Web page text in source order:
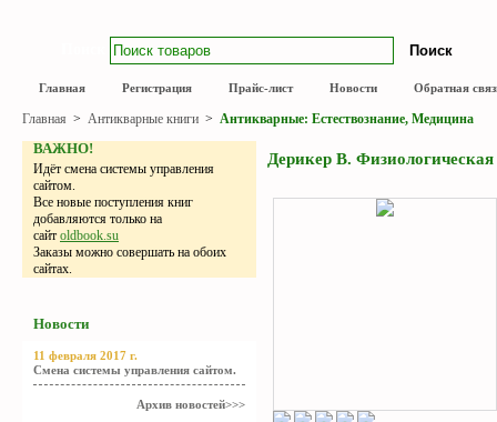
Главная Регистрация Прайс-лист Новости Обратная
Главная > Антикварные книги > Антикварные: Естествознание, Медицина
ВАЖНО!
Идёт смена системы управления
сайтом.
Все новые поступления книг
добавляются только на
сайт oldbook.su
Заказы можно совершать на обоих
сайтах.
Новости
11 февраля 2017 г.
Смена системы управления сайтом.
Архив новостей>>>
Дерикер В.